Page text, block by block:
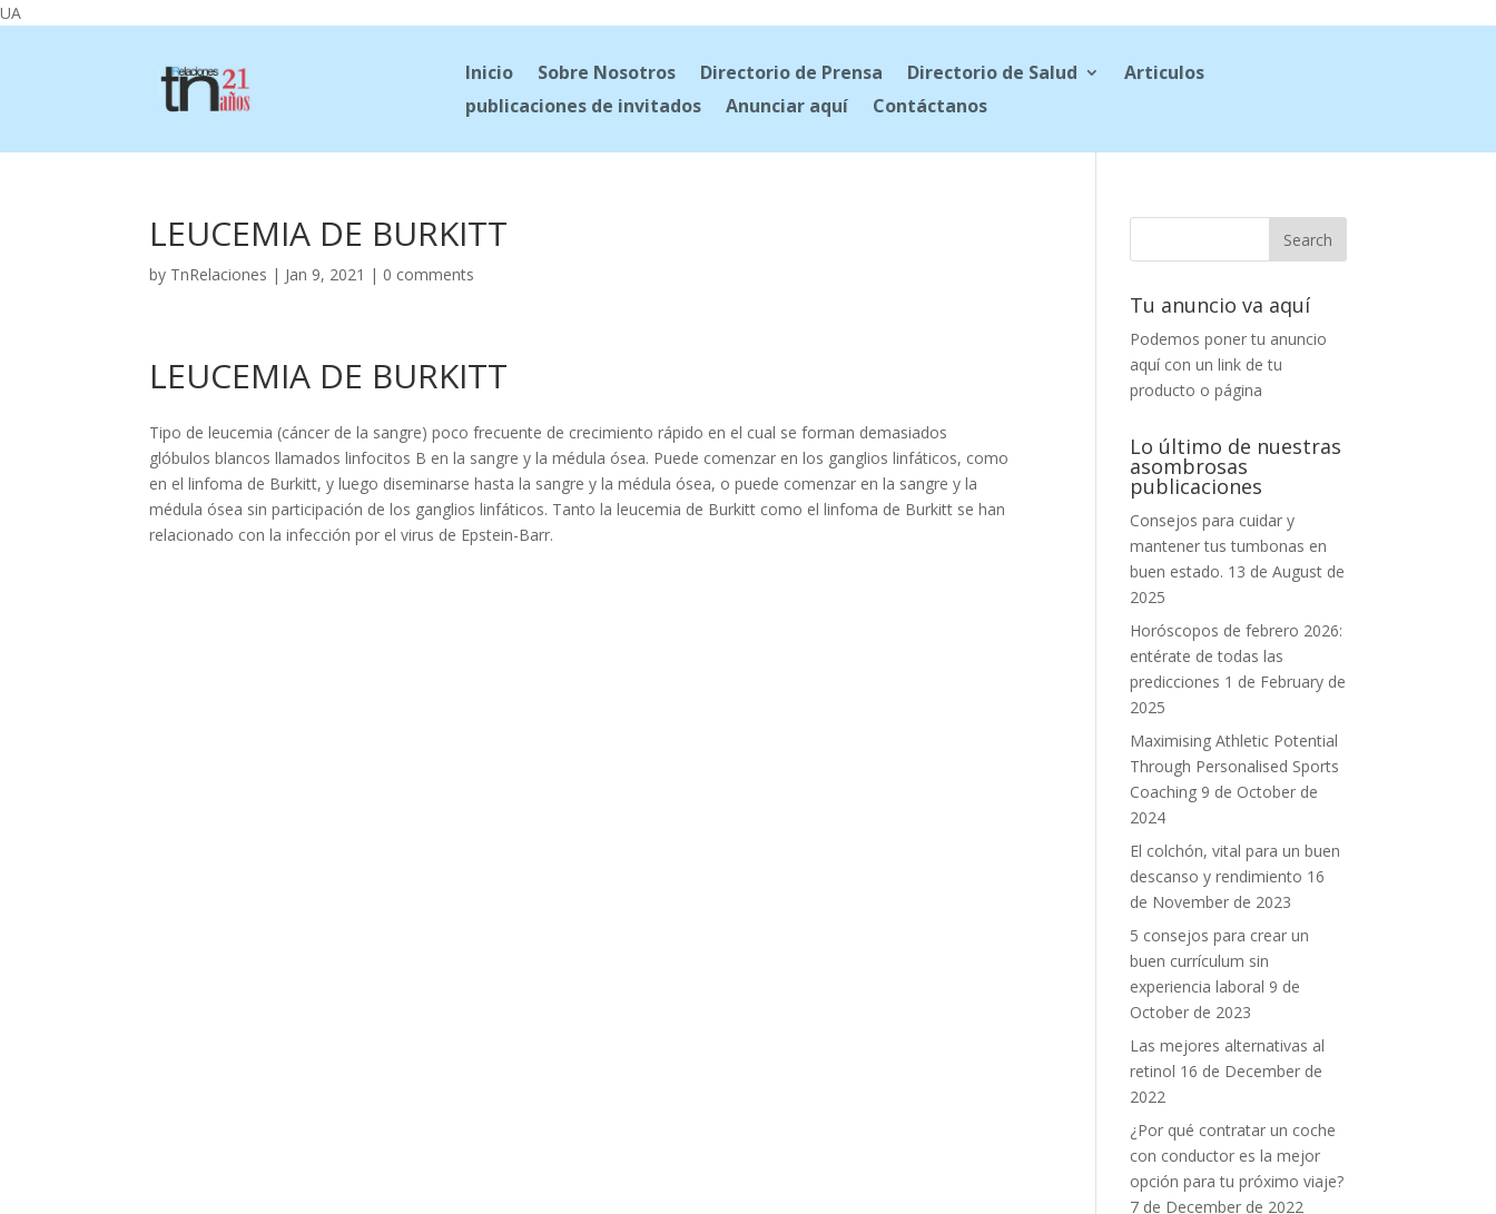
UA
Inicio Sobre Nosotros Directorio de Prensa Directorio de Salud
Articulos
publicaciones de invitados
Anunciar aquí Contáctanos
LEUCEMIA DE BURKITT
by TnRelaciones | Jan 9, 2021 | 0 comments
LEUCEMIA DE BURKITT
Tipo de leucemia (cáncer de la sangre) poco frecuente de crecimiento rápido en el cual se forman demasiados
glóbulos blancos llamados linfocitos B en la sangre y la médula ósea. Puede comenzar en los ganglios linfáticos, como
en el linfoma de Burkitt, y luego diseminarse hasta la sangre y la médula ósea, o puede comenzar en la sangre y la
médula ósea sin participación de los ganglios linfáticos. Tanto la leucemia de Burkitt como el linfoma de Burkitt se han
relacionado con la infección por el virus de Epstein-Barr.
Tu anuncio va aquí
Podemos poner tu anuncio
aquí con un link de tu
producto o página
Lo último de nuestras
asombrosas
publicaciones
Consejos para cuidar y
mantener tus tumbonas en
buen estado. 13 de August de
2025
Horóscopos de febrero 2026:
entérate de todas las
predicciones 1 de February de
2025
Maximising Athletic Potential
Through Personalised Sports
Coaching 9 de October de
2024
El colchón, vital para un buen
descanso y rendimiento 16
de November de 2023
5 consejos para crear un
buen currículum sin
experiencia laboral 9 de
October de 2023
Las mejores alternativas al
retinol 16 de December de
2022
¿Por qué contratar un coche
con conductor es la mejor
opción para tu próximo viaje?
7 de December de 2022